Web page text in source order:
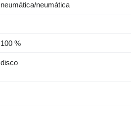
neumática/neumática
100 %
disco